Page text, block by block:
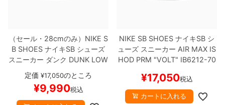
（セール・28cmのみ） NIKE S
B SHOES ナイキSB シューズ
スニーカー ダンク DUNK LOW
PRO PRM "SEATTLE SUPERS
ONICS"FZ1287-300 スケート
ボード スケボー【キャンセル/
返品/交換不可商品】
定価 ¥17,050のところ
¥9,990税込
NIKE SB SHOES ナイキSB シ
ューズ スニーカー AIR MAX IS
HOD PRM "VOLT" IB6212-70
【キャンセル/返品/交換不可商
品】
¥17,050税込
カートに入れる